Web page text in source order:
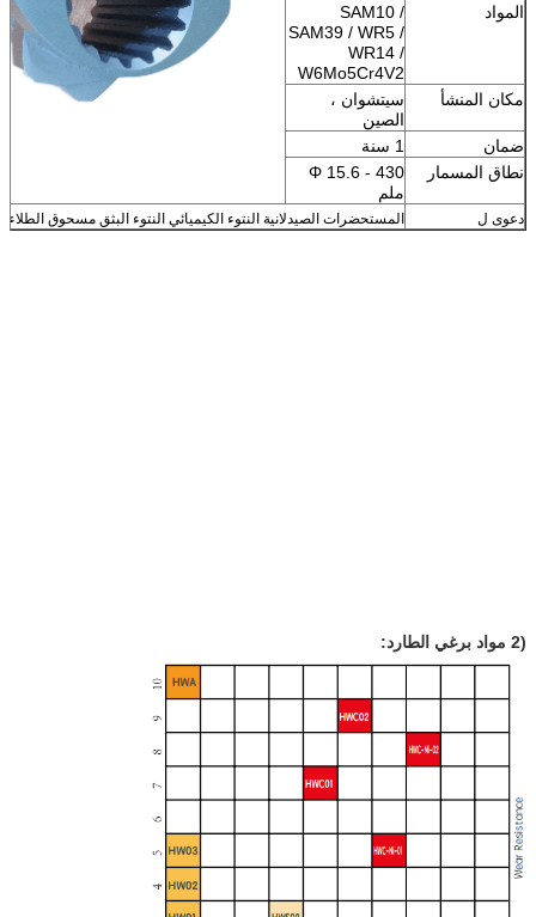
المواد
SAM10 /
SAM39 / WR5 /
WR14 /
W6Mo5Cr4V2
مكان المنشأ
سيتشوان ،
الصين
ضمان
1 سنة
نطاق المسمار
Φ 15.6 - 430
ملم
دعوى ل المستحضرات الصيدلانية النتوء الكيميائي النتوء البثق مسحوق الطلاء
(2 مواد برغي الطارد: